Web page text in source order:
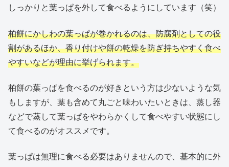
しっかりと葉っぱを外して食べるようにしています（笑）
柏餅にかしわの葉っぱが巻かれるのは、防腐剤としての役
割があるほか、香り付けや餅の乾燥を防ぎ持ちやすく食べ
やすいなどが理由に挙げられます。
柏餅の葉っぱを食べるのが好きという方は少ないような気
もしますが、葉も含めて丸ごと味わいたいときは、蒸し器
などで蒸して葉っぱをやわらかくして食べやすい状態にし
て食べるのがオススメです。
葉っぱは無理に食べる必要はありませんので、基本的に外